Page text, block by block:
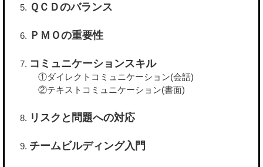
ＱＣＤのバランス
ＰＭＯの重要性
コミュニケーションスキル
①ダイレクトコミュニケーション(会話)
②テキストコミュニケーション(書面)
リスクと問題への対応
チームビルディング入門